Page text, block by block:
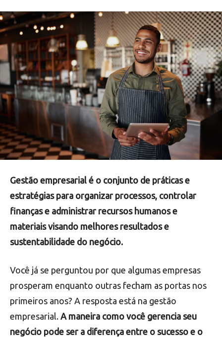
Gestão empresarial é o conjunto de práticas e
estratégias para organizar processos, controlar
finanças e administrar recursos humanos e
materiais visando melhores resultados e
sustentabilidade do negócio.
Você já se perguntou por que algumas empresas
prosperam enquanto outras fecham as portas nos
primeiros anos? A resposta está na gestão
empresarial. A maneira como você gerencia seu
negócio pode ser a diferença entre o sucesso e o